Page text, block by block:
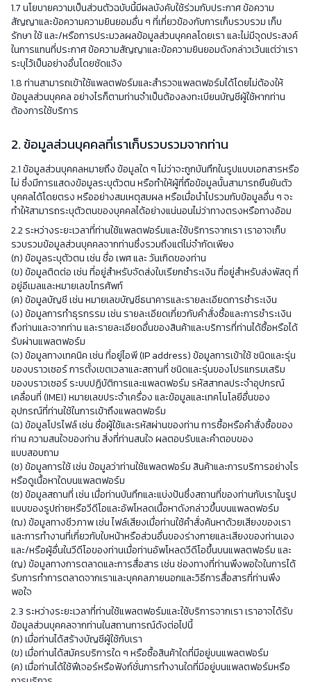
1.7 นโยบายความเป็นส่วนตัวฉบับนี้มีผลบังคับใช้ร่วมกับประกาศ ข้อความ
สัญญาและข้อความความยินยอมอื่น ๆ ที่เกี่ยวข้องกับการเก็บรวบรวม เก็บ
รักษา ใช้ และ/หรือการประมวลผลข้อมูลส่วนบุคคลโดยเรา และไม่มีจุดประสงค์
ในการแทนที่ประกาศ ข้อความสัญญาและข้อความยินยอมดังกล่าวเว้นแต่ว่าเรา
ระบุไว้เป็นอย่างอื่นโดยชัดแจ้ง
1.8 ท่านสามารถเข้าใช้แพลตฟอร์มและสำรวจแพลตฟอร์มได้โดยไม่ต้องให้
ข้อมูลส่วนบุคคล อย่างไรก็ตามท่านจำเป็นต้องลงทะเบียนบัญชีผู้ใช้หากท่าน
ต้องการใช้บริการ
2. ข้อมูลส่วนบุคคลที่เราเก็บรวบรวมจากท่าน
2.1 ข้อมูลส่วนบุคคลหมายถึง ข้อมูลใด ๆ ไม่ว่าจะถูกบันทึกในรูปแบบเอกสารหรือ
ไม่ ซึ่งมีการแสดงข้อมูลระบุตัวตน หรือทำให้ผู้ที่ถือข้อมูลนั้นสามารถยืนยันตัว
บุคคลได้โดยตรง หรืออย่างสมเหตุสมผล หรือเมื่อนำไปรวมกับข้อมูลอื่น ๆ จะ
ทำให้สามารถระบุตัวตนของบุคคลได้อย่างแน่นอนไม่ว่าทางตรงหรือทางอ้อม
2.2 ระหว่างระยะเวลาที่ท่านใช้แพลตฟอร์มและใช้บริการจากเรา เราอาจเก็บ
รวบรวมข้อมูลส่วนบุคคลจากท่านซึ่งรวมถึงแต่ไม่จำกัดเพียง
(ก) ข้อมูลระบุตัวตน เช่น ชื่อ เพศ และ วันเกิดของท่าน
(ข) ข้อมูลติดต่อ เช่น ที่อยู่สำหรับจัดส่งใบเรียกชำระเงิน ที่อยู่สำหรับส่งพัสดุ ที่
อยู่อีเมลและหมายเลขโทรศัพท์
(ค) ข้อมูลบัญชี เช่น หมายเลขบัญชีธนาคารและรายละเอียดการชำระเงิน
(ง) ข้อมูลการทำธุรกรรม เช่น รายละเอียดเกี่ยวกับคำสั่งซื้อและการชำระเงิน
ถึงท่านและจากท่าน และรายละเอียดอื่นของสินค้าและบริการที่ท่านได้ซื้อหรือได้
รับผ่านแพลตฟอร์ม
(จ) ข้อมูลทางเทคนิค เช่น ที่อยู่ไอพี (IP address) ข้อมูลการเข้าใช้ ชนิดและรุ่น
ของบราวเซอร์ การตั้งเขตเวลาและสถานที่ ชนิดและรุ่นของโปรแกรมเสริม
ของบราวเซอร์ ระบบปฏิบัติการและแพลตฟอร์ม รหัสสากลประจำอุปกรณ์
เคลื่อนที่ (IMEI) หมายเลขประจำเครื่อง และข้อมูลและเทคโนโลยีอื่นของ
อุปกรณ์ที่ท่านใช้ในการเข้าถึงแพลตฟอร์ม
(ฉ) ข้อมูลโปรไฟล์ เช่น ชื่อผู้ใช้และรหัสผ่านของท่าน การซื้อหรือคำสั่งซื้อของ
ท่าน ความสนใจของท่าน สิ่งที่ท่านสนใจ ผลตอบรับและคำตอบของ
แบบสอบถาม
(ช) ข้อมูลการใช้ เช่น ข้อมูลว่าท่านใช้แพลตฟอร์ม สินค้าและการบริการอย่างไร
หรือดูเนื้อหาใดบนแพลตฟอร์ม
(ซ) ข้อมูลสถานที่ เช่น เมื่อท่านบันทึกและแบ่งปันซึ่งสถานที่ของท่านกับเราในรูป
แบบของรูปถ่ายหรือวีดีโอและอัพโหลดเนื้อหาดังกล่าวขึ้นบนแพลตฟอร์ม
(ฌ) ข้อมูลทางชีวภาพ เช่น ไฟล์เสียงเมื่อท่านใช้คำสั่งค้นหาด้วยเสียงของเรา
และการทำงานที่เกี่ยวกับใบหน้าหรือส่วนอื่นของร่างกายและเสียงของท่านเอง
และ/หรือผู้อื่นในวีดีโอของท่านเมื่อท่านอัพโหลดวีดีโอขึ้นบนแพลตฟอร์ม และ
(ญ) ข้อมูลทางการตลาดและการสื่อสาร เช่น ช่องทางที่ท่านพึงพอใจในการได้
รับการทำการตลาดจากเราและบุคคลภายนอกและวิธีการสื่อสารที่ท่านพึง
พอใจ
2.3 ระหว่างระยะเวลาที่ท่านใช้แพลตฟอร์มและใช้บริการจากเรา เราอาจได้รับ
ข้อมูลส่วนบุคคลจากท่านในสถานการณ์ดังต่อไปนี้
(ก) เมื่อท่านได้สร้างบัญชีผู้ใช้กับเรา
(ข) เมื่อท่านได้สมัครบริการใด ๆ หรือซื้อสินค้าใดที่มีอยู่บนแพลตฟอร์ม
(ค) เมื่อท่านได้ใช้ฟีเจอร์หรือฟังก์ชั่นการทำงานใดที่มีอยู่บนแพลตฟอร์มหรือ